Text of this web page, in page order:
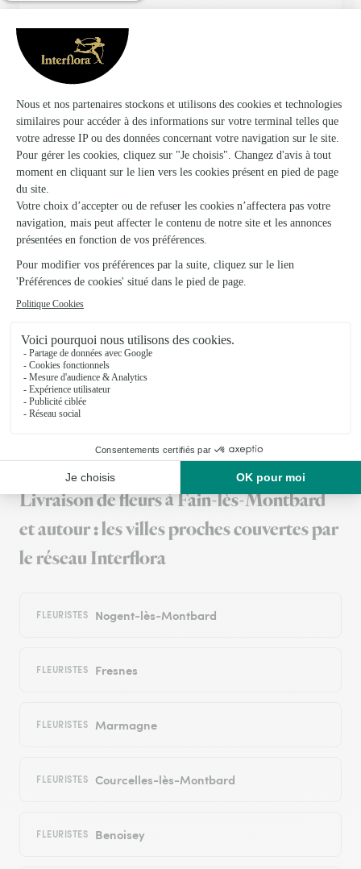
Livreur très sympathique et beau bouquet
Livreur très sympathique et beau bouquet
★ ★ ★ ★ ★
Bon choix
Commande rapide Choix intéressants et nombreux
14/12/2025
★ ★ ★ ★ ★
Très contente du service
Très contente du site et du bouquet reçu.
22/06/2026
Trustpilot
Livraison de fleurs à Fain-lès-Montbard
et autour : les villes proches couvertes par
le réseau Interflora
FLEURISTES Nogent-lès-Montbard
FLEURISTES Fresnes
FLEURISTES Marmagne
FLEURISTES Courcelles-lès-Montbard
FLEURISTES Benoisey